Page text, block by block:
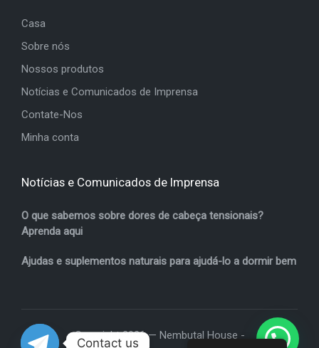
Casa
Sobre nós
Nossos produtos
Notícias e Comunicados de Imprensa
Contate-Nos
Minha conta
Notícias e Comunicados de Imprensa
O que sabemos sobre dores de cabeça tensionais?
Aprenda aqui
Ajudas e suplementos naturais para ajudá-lo a dormir bem
Copyright 2026 — Nembutal House -
Contact us